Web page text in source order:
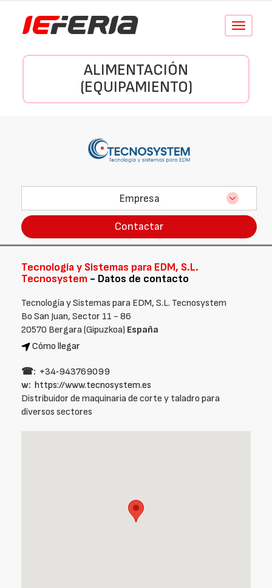
Conmutar
ALIMENTACIÓN
(EQUIPAMIENTO)
Empresa
Contactar
Tecnología y Sistemas para EDM, S.L.
Tecnosystem - Datos de contacto
Tecnología y Sistemas para EDM, S.L. Tecnosystem
Bo San Juan, Sector 11 - 86
20570 Bergara (Gipuzkoa) España
Cómo llegar
☎: +34‑943769099
w: https://www.tecnosystem.es
Distribuidor de maquinaria de corte y taladro para
diversos sectores